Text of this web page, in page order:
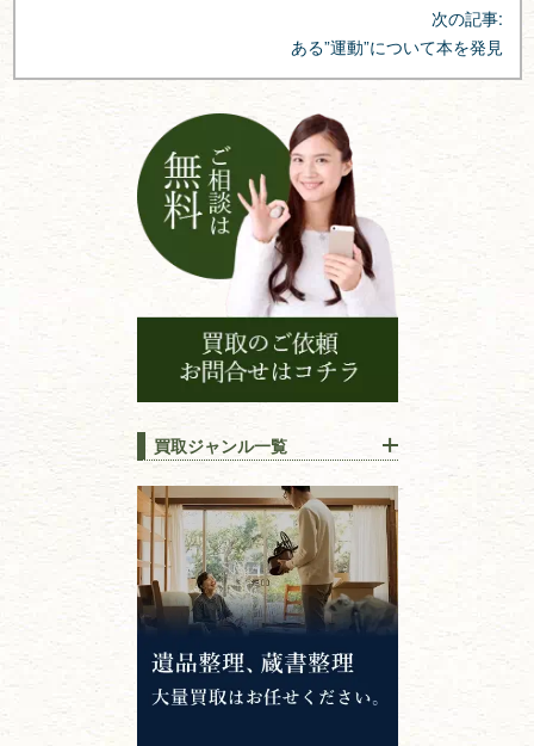
シ
次の記事:
ある”運動”について本を発見
買取ジャンル一覧
江戸時代の書物
唐本・漢籍・
中国書物・朝鮮本
錦絵・浮世絵・版画・刷り物
専門書・ 学術書
哲学書・思想書